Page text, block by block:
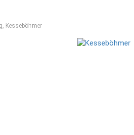
Kesseböhmer